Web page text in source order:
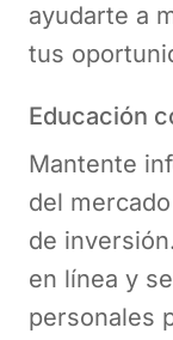
ayudarte a
tus
Educación
Mantente
del
de
en línea y
personales